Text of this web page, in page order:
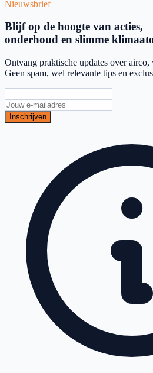
Nieuwsbrief
Blijf op de hoogte van acties,
onderhoud en slimme
Ontvang praktische updates over airco,
Geen spam, wel relevante tips en
Inschrijven